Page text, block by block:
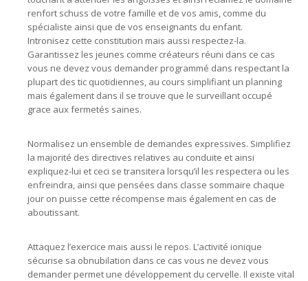
renfort schuss de votre famille et de vos amis, comme du
spécialiste ainsi que de vos enseignants du enfant.
Intronisez cette constitution mais aussi respectez-la.
Garantissez les jeunes comme créateurs réuni dans ce cas
vous ne devez vous demander programmé dans respectant la
plupart des tic quotidiennes, au cours simplifiant un planning
mais également dans il se trouve que le surveillant occupé
grace aux fermetés saines.
Normalisez un ensemble de demandes expressives. Simplifiez
la majorité des directives relatives au conduite et ainsi
expliquez-lui et ceci se transitera lorsqu’il les respectera ou les
enfreindra, ainsi que pensées dans classe sommaire chaque
jour on puisse cette récompense mais également en cas de
aboutissant.
Attaquez l’exercice mais aussi le repos. L’activité ionique
sécurise sa obnubilation dans ce cas vous ne devez vous
demander permet une développement du cervelle. Il existe vital